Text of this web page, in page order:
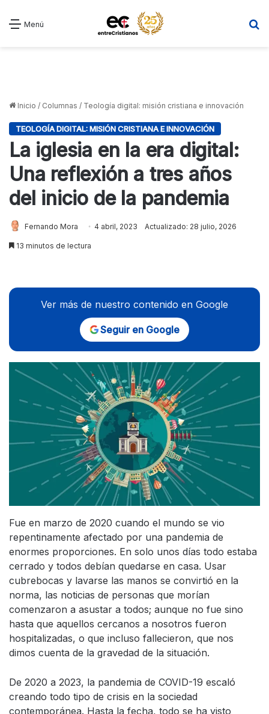
Menú
Inicio / Columnas / Teología digital: misión cristiana e innovación
TEOLOGÍA DIGITAL: MISIÓN CRISTIANA E INNOVACIÓN
La iglesia en la era digital:
Una reflexión a tres años
del inicio de la pandemia
Fernando Mora 4 abril, 2023 Actualizado: 28 julio, 2026
13 minutos de lectura
Ver más de nuestro contenido en Google
Seguir en Google
Fue en marzo de 2020 cuando el mundo se vio
repentinamente afectado por una pandemia de
enormes proporciones. En solo unos días todo estaba
cerrado y todos debían quedarse en casa. Usar
cubrebocas y lavarse las manos se convirtió en la
norma, las noticias de personas que morían
comenzaron a asustar a todos; aunque no fue sino
hasta que aquellos cercanos a nosotros fueron
hospitalizadas, o que incluso fallecieron, que nos
dimos cuenta de la gravedad de la situación.
De 2020 a 2023, la pandemia de COVID-19 escaló
creando todo tipo de crisis en la sociedad
contemporánea. Hasta la fecha, todo se ha visto